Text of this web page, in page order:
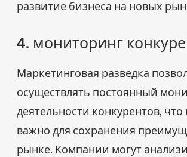
развитие бизнеса на новых
4. мониторинг
Маркетинговая разведка
осуществлять постоянный
деятельности конкурентов,
важно для сохранения
рынке. Компании могут